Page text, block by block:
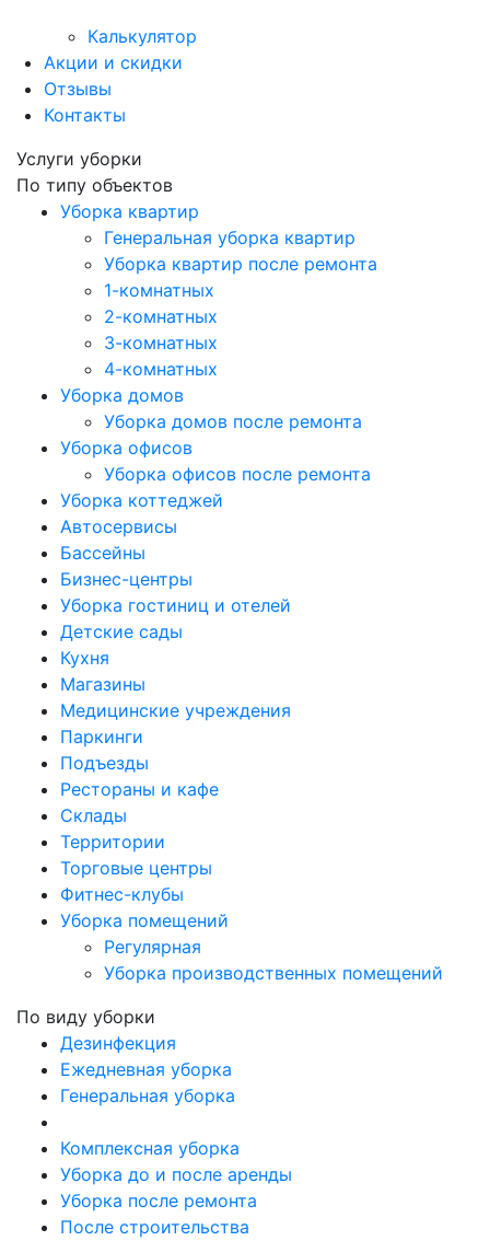
Калькулятор
Акции и скидки
Отзывы
Контакты
Услуги уборки
По типу объектов
Уборка квартир
Генеральная уборка квартир
Уборка квартир после ремонта
1-комнатных
2-комнатных
3-комнатных
4-комнатных
Уборка домов
Уборка домов после ремонта
Уборка офисов
Уборка офисов после ремонта
Уборка коттеджей
Автосервисы
Бассейны
Бизнес-центры
Уборка гостиниц и отелей
Детские сады
Кухня
Магазины
Медицинские учреждения
Паркинги
Подъезды
Рестораны и кафе
Склады
Территории
Торговые центры
Фитнес-клубы
Уборка помещений
Регулярная
Уборка производственных помещений
По виду уборки
Дезинфекция
Ежедневная уборка
Генеральная уборка
Комплексная уборка
Уборка до и после аренды
Уборка после ремонта
После строительства